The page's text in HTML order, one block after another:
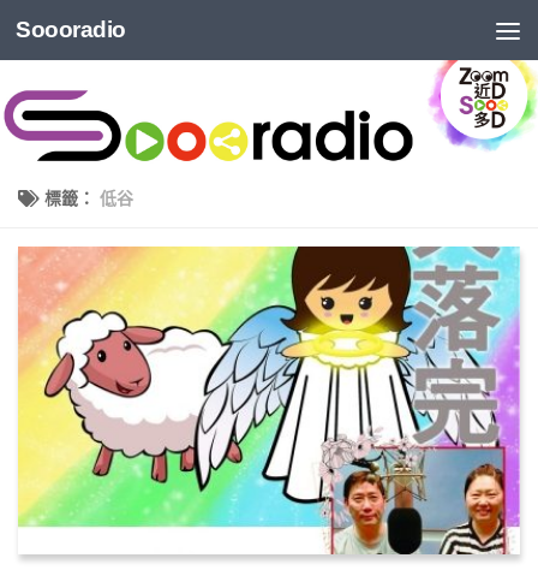
Soooradio
標籤： 低谷